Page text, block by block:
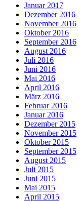
Januar 2017
Dezember 2016
November 2016
Oktober 2016
September 2016
August 2016
Juli 2016
Juni 2016
Mai 2016
April 2016
März 2016
Februar 2016
Januar 2016
Dezember 2015
November 2015
Oktober 2015
September 2015
August 2015
Juli 2015
Juni 2015
Mai 2015
April 2015